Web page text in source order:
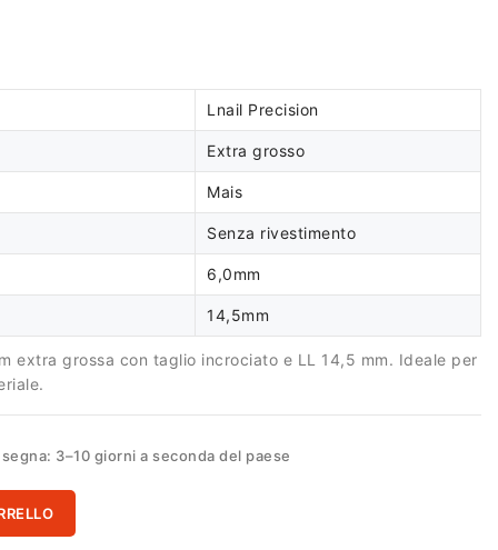
Lnail Precision
Extra grosso
Mais
Senza rivestimento
6,0mm
14,5mm
extra grossa con taglio incrociato e LL 14,5 mm. Ideale per
3–10 giorni a seconda del paese